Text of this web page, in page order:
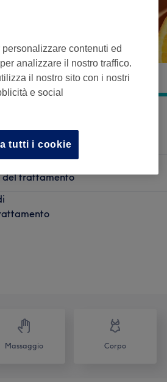
Colorato
trattamento
Massaggio Corpo
contenuti ed
analizzare il nostro traffico.
il nostro sito con i nostri
e social
tutti i cookie